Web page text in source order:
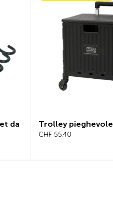
da
Trolley pieghevole
CHF 55.40